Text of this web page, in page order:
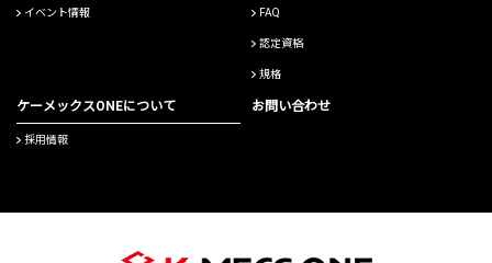
イベント情報 FAQ
認定資格
規格
ケーメックスONEについて
採用情報
お問い合わせ